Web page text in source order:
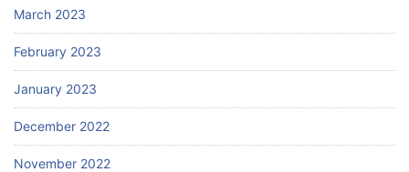
March 2023
February 2023
January 2023
December 2022
November 2022